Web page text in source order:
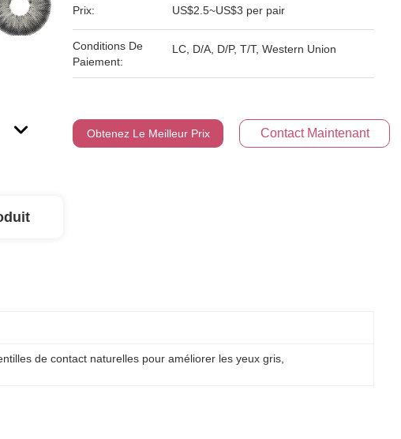
Prix: US$2.5~US$3 per pair
Conditions De
Paiement:
LC, D/A, D/P, T/T, Western Union
Obtenez Le Meilleur Prix Contact Maintenant
de contact naturelles pour améliorer les yeux gris,